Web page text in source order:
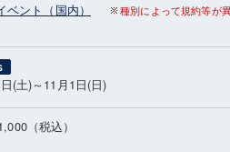
ベント（国内）
種別によって規約等が
(土)～11月1日(日)
（税込）